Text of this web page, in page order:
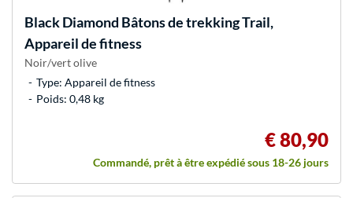
Black Diamond Bâtons de trekking Trail,
Appareil de fitness
Noir/vert olive
Type: Appareil de fitness
Poids: 0,48 kg
€ 80,90
Commandé, prêt à être expédié sous 18-26 jours